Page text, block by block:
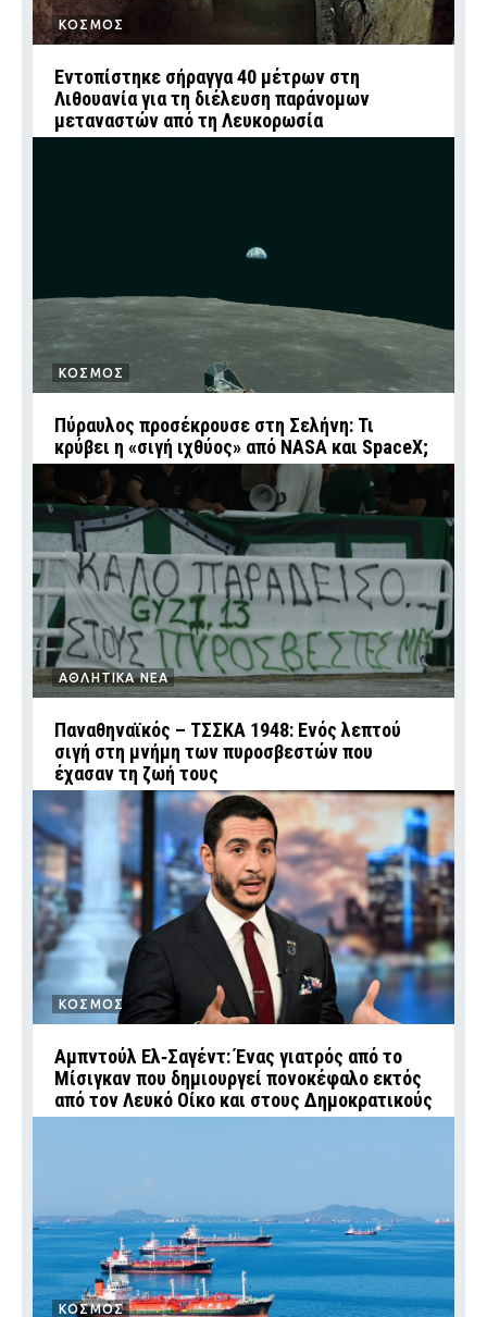
ΚΟΣΜΟΣ
Εντοπίστηκε σήραγγα 40 μέτρων στη
Λιθουανία για τη διέλευση παράνομων
μεταναστών από τη Λευκορωσία
ΚΟΣΜΟΣ
Πύραυλος προσέκρουσε στη Σελήνη: Τι
κρύβει η «σιγή ιχθύος» από NASA και SpaceX;
ΑΘΛΗΤΙΚΑ ΝΕΑ
Παναθηναϊκός – ΤΣΣΚΑ 1948: Ενός λεπτού
σιγή στη μνήμη των πυροσβεστών που
έχασαν τη ζωή τους
ΚΟΣΜΟΣ
Αμπντούλ Ελ‑Σαγέντ: Ένας γιατρός από το
Μίσιγκαν που δημιουργεί πονοκέφαλο εκτός
από τον Λευκό Οίκο και στους Δημοκρατικούς
ΚΟΣΜΟΣ